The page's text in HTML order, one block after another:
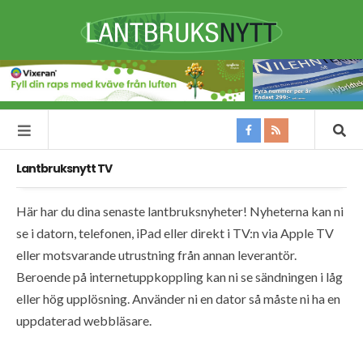
Lantbruksnytt TV
Här har du dina senaste lantbruksnyheter! Nyheterna kan ni
se i datorn, telefonen, iPad eller direkt i TV:n via Apple TV
eller motsvarande utrustning från annan leverantör.
Beroende på internetuppkoppling kan ni se sändningen i låg
eller hög upplösning. Använder ni en dator så måste ni ha en
uppdaterad webbläsare.